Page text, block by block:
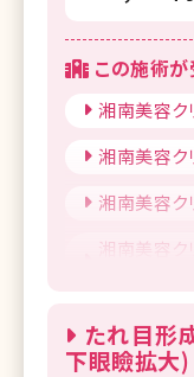
この施術が
湘南美容
湘南美容
湘南美容
湘南美容ク
湘南美容ク
たれ目形
下眼瞼拡大)